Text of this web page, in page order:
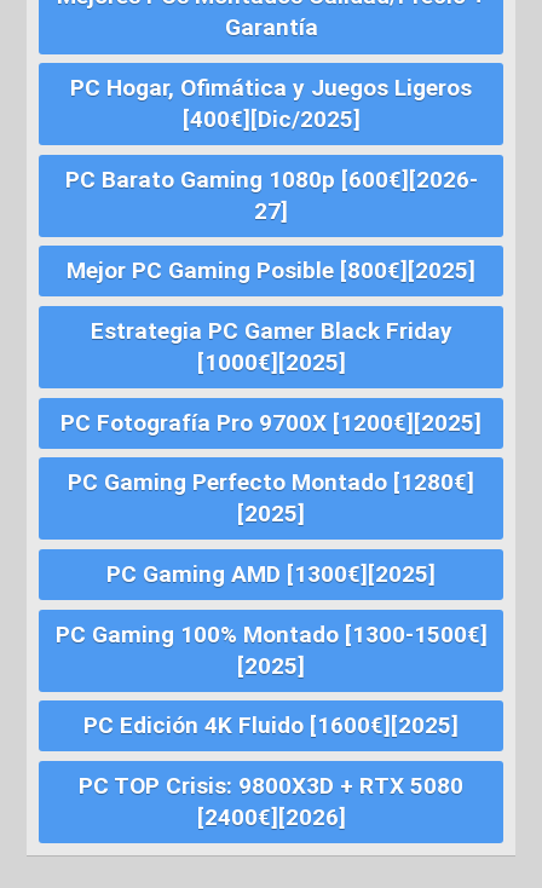
Garantía
PC Hogar, Ofimática y Juegos Ligeros
[400€][Dic/2025]
PC Barato Gaming 1080p [600€][2026-
27]
Mejor PC Gaming Posible [800€][2025]
Estrategia PC Gamer Black Friday
[1000€][2025]
PC Fotografía Pro 9700X [1200€][2025]
PC Gaming Perfecto Montado [1280€]
[2025]
PC Gaming AMD [1300€][2025]
PC Gaming 100% Montado [1300-1500€]
[2025]
PC Edición 4K Fluido [1600€][2025]
PC TOP Crisis: 9800X3D + RTX 5080
[2400€][2026]